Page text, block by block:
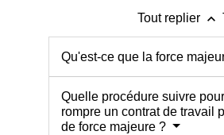
Tout replier keyboard_arrow_up
Qu'est-ce que la force
Quelle procédure suivre pour
rompre un contrat de travail
de force majeure ?